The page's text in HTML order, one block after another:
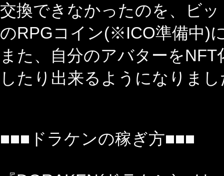
交換できなかったのを、ビ
のRPGコイン(※ICO準備中)
また、自分のアバターを
したり出来るようになりま
■■■ドラケンの稼ぎ方■■■